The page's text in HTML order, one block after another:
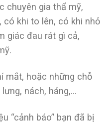
chuyên gia thẩ mỹ,
có khi to lên, có khi nhỏ
giác đau rát gì cả,
mắt, hoặc những chỗ
nách, háng,…
“cảnh báo” bạn đã bị